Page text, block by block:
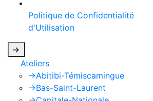
Politique de Confidentialité
d'Utilisation
->
Ateliers
->Abitibi-Témiscamingue
->Bas-Saint-Laurent